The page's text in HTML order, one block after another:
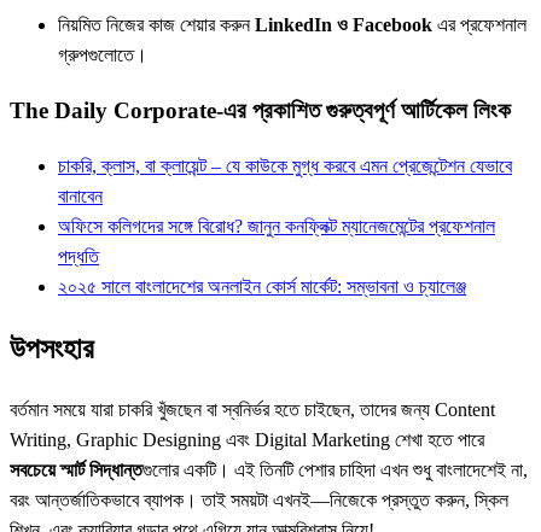
নিয়মিত নিজের কাজ শেয়ার করুনLinkedIn ও Facebook এর প্রফেশনাল
গ্রুপগুলোতে।
The Daily Corporate-এর প্রকাশিত গুরুত্বপূর্ণ আর্টিকেল লিংক
চাকরি, ক্লাস, বা ক্লায়েন্ট – যে কাউকে মুগ্ধ করবে এমন প্রেজেন্টেশন যেভাবে
বানাবেন
অফিসে কলিগদের সঙ্গে বিরোধ? জানুন কনফ্লিক্ট ম্যানেজমেন্টের প্রফেশনাল
পদ্ধতি
২০২৫ সালে বাংলাদেশের অনলাইন কোর্স মার্কেট: সম্ভাবনা ও চ্যালেঞ্জ
উপসংহার
বর্তমান সময়ে যারা চাকরি খুঁজছেন বা স্বনির্ভর হতে চাইছেন, তাদের জন্য Content
Writing, Graphic Designing এবং Digital Marketing শেখা হতে পারে
সবচেয়ে স্মার্ট সিদ্ধান্তগুলোর একটি। এই তিনটি পেশার চাহিদা এখন শুধু বাংলাদেশেই না,
বরং আন্তর্জাতিকভাবে ব্যাপক। তাই সময়টা এখনই—নিজেকে প্রস্তুত করুন, স্কিল